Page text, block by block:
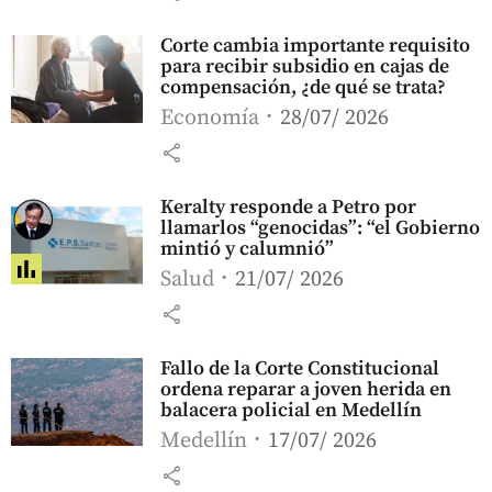
Corte cambia importante requisito
para recibir subsidio en cajas de
compensación, ¿de qué se trata?
Economía 28/07/ 2026
share
Keralty responde a Petro por
llamarlos “genocidas”: “el Gobierno
mintió y calumnió”
Salud 21/07/ 2026
share
Fallo de la Corte Constitucional
ordena reparar a joven herida en
balacera policial en Medellín
Medellín 17/07/ 2026
share